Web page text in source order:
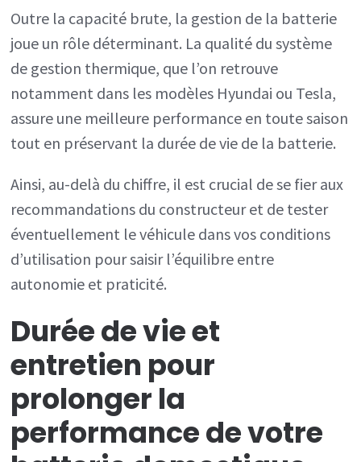
Outre la capacité brute, la gestion de la batterie
joue un rôle déterminant. La qualité du système
de gestion thermique, que l’on retrouve
notamment dans les modèles Hyundai ou Tesla,
assure une meilleure performance en toute saison
tout en préservant la durée de vie de la batterie.
Ainsi, au-delà du chiffre, il est crucial de se fier aux
recommandations du constructeur et de tester
éventuellement le véhicule dans vos conditions
d’utilisation pour saisir l’équilibre entre
autonomie et praticité.
Durée de vie et
entretien pour
prolonger la
performance de votre